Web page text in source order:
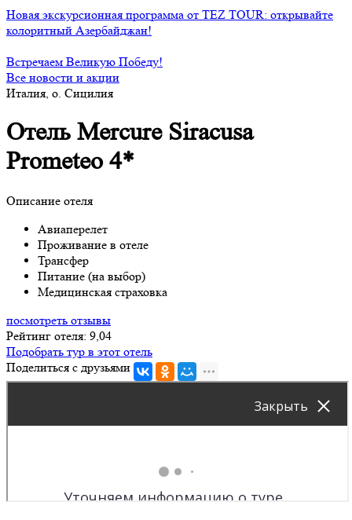
Новая экскурсионная программа от TEZ TOUR: открывайте
колоритный Азербайджан!
Встречаем Великую Победу!
Все новости и акции
Италия, о. Сицилия
Отель Mercure Siracusa
Prometeo 4*
Описание отеля
Авиаперелет
Проживание в отеле
Трансфер
Питание (на выбор)
Медицинская страховка
посмотреть отзывы
Рейтинг отеля: 9,04
Подобрать тур в этот отель
Поделиться с друзьями